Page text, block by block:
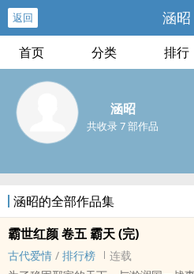
返回 涵昭
首页 分类 排行
涵昭
共收录 7 部作品
涵昭的全部作品集
霸世红颜 卷五 霸天 (完)
古代爱情 / 排行榜
连载